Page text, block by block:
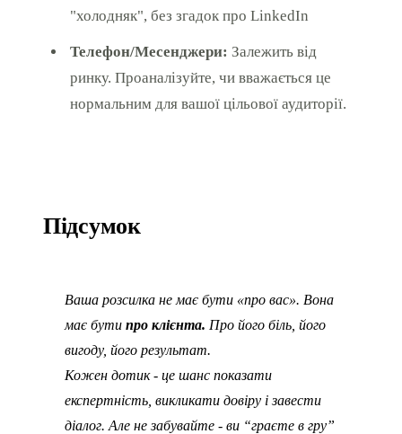
"холодняк", без згадок про LinkedIn
Телефон/Месенджери: Залежить від
ринку. Проаналізуйте, чи вважається це
нормальним для вашої цільової аудиторії.
Підсумок
Ваша розсилка не має бути «про вас». Вона
має бути про клієнта. Про його біль, його
вигоду, його результат.
Кожен дотик - це шанс показати
експертність, викликати довіру і завести
діалог. Але не забувайте - ви “граєте в гру”